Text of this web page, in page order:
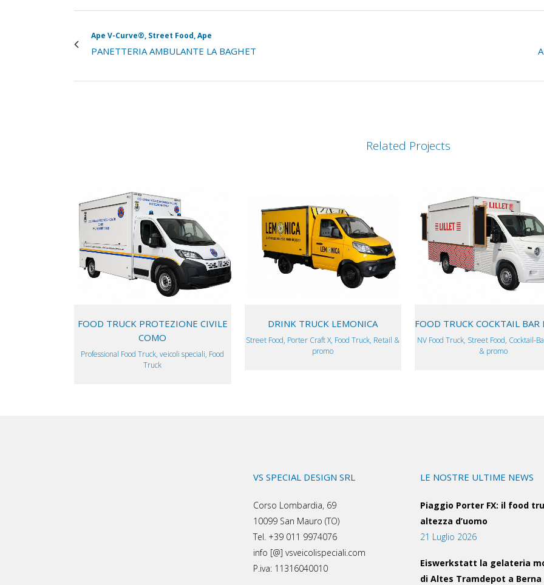
Ape V-Curve®, Street Food, Ape
PANETTERIA AMBULANTE LA BAGHET
Related Projects
VIEW
FOOD TRUCK PROTEZIONE CIVILE
COMO
Professional Food Truck, veicoli speciali, Food
Truck
VIEW
DRINK TRUCK LEMONICA
Street Food, Porter Craft X, Food Truck, Retail &
promo
VIEW
FOOD TRUCK COCKTAIL BAR
NV Food Truck, Street Food, Cocktail-
& promo
VS SPECIAL DESIGN SRL
Corso Lombardia, 69
10099 San Mauro (TO)
Tel. +39 011 9974076
info [@] vsveicolispeciali.com
P.iva: 11316040010
LE NOSTRE ULTIME NEWS
Piaggio Porter FX: il food
altezza d’uomo
21 Luglio 2026
Eiswerkstatt la gelateria
di Altes Tramdepot a Berna